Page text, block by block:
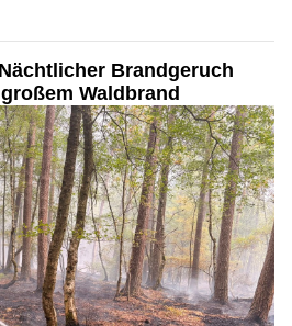
Brandgeruch
Waldbrand